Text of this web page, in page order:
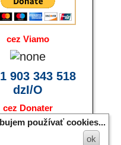
používať cookies...
ok
cez Viamo
903 343 518
dzI/O
cez Donater